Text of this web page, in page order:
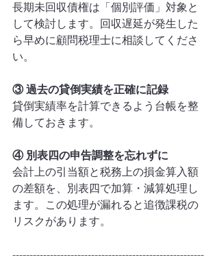
長期未回収債権は「個別評価」対象と
して検討します。回収遅延が発生した
ら早めに顧問税理士に相談してくださ
い。
③ 過去の貸倒実績を正確に記録
貸倒実績率を計算できるよう台帳を整
備しておきます。
④ 別表四の申告調整を忘れずに
会計上の引当額と税務上の損金算入額
の差額を、別表四で加算・減算処理し
ます。この処理が漏れると追徴課税の
リスクがあります。
--------------------------------------------------------